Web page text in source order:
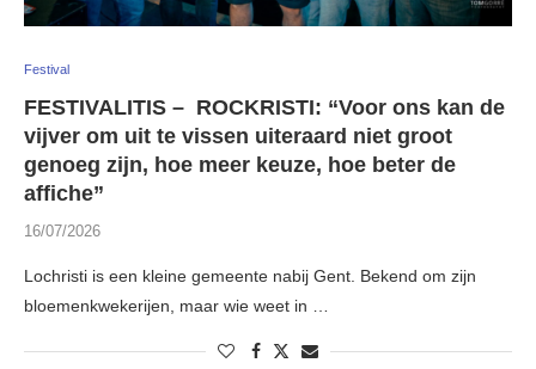
Festival
FESTIVALITIS – ROCKRISTI: “Voor ons kan de
vijver om uit te vissen uiteraard niet groot
genoeg zijn, hoe meer keuze, hoe beter de
affiche”
16/07/2026
Lochristi is een kleine gemeente nabij Gent. Bekend om zijn
bloemenkwekerijen, maar wie weet in …